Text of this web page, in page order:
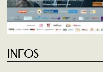
Infos